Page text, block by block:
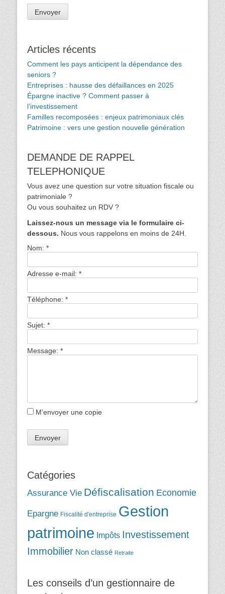
Articles récents
Comment les pays anticipent la dépendance des
seniors ?
Entreprises : hausse des défaillances en 2025
Épargne inactive ? Comment passer à
l’investissement
Familles recomposées : enjeux patrimoniaux clés
Patrimoine : vers une gestion nouvelle génération
DEMANDE DE RAPPEL
TELEPHONIQUE
Vous avez une question sur votre situation fiscale ou
patrimoniale ?
Ou vous souhaitez un RDV ?
Laissez-nous un message via le formulaire ci-
dessous. Nous vous rappelons en moins de 24H.
Nom: *
Adresse e-mail: *
Téléphone: *
Sujet: *
Message: *
M’envoyer une copie
Catégories
Assurance Vie Défiscalisation Economie
Epargne Fiscalité d'entreprise Gestion
patrimoine Impôts Investissement
Immobilier Non classé Retraite
Les conseils d’un gestionnaire de